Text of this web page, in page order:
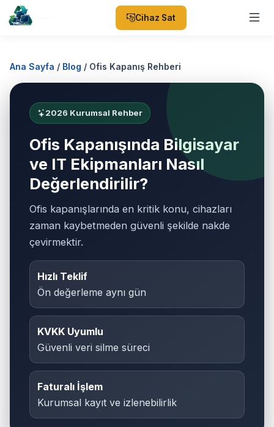
Cihaz Sat
Ana Sayfa / Blog / Ofis Kapanış Rehberi
2026 Kurumsal Rehber
Ofis Kapanışında Bilgisayar
ve IT Ekipmanları Nasıl
Değerlendirilir?
Ofis kapanışlarında en kritik konu, cihazları
zaman kaybetmeden güvenli şekilde nakde
çevirmektir.
Hızlı Teklif
Ön değerleme aynı gün
KVKK Uyumlu
Güvenli veri silme süreci
Faturalı İşlem
Kurumsal kayıt ve izlenebilirlik